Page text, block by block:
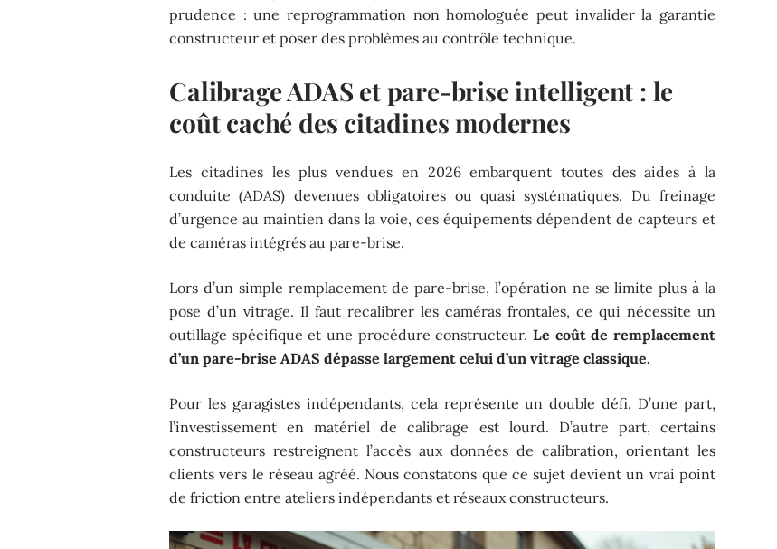
prudence : une reprogrammation non homologuée peut invalider la garantie
constructeur et poser des problèmes au contrôle technique.
Calibrage ADAS et pare-brise intelligent : le
coût caché des citadines modernes
Les citadines les plus vendues en 2026 embarquent toutes des aides à la
conduite (ADAS) devenues obligatoires ou quasi systématiques. Du freinage
d’urgence au maintien dans la voie, ces équipements dépendent de capteurs et
de caméras intégrés au pare-brise.
Lors d’un simple remplacement de pare-brise, l’opération ne se limite plus à la
pose d’un vitrage. Il faut recalibrer les caméras frontales, ce qui nécessite un
outillage spécifique et une procédure constructeur. Le coût de remplacement
d’un pare-brise ADAS dépasse largement celui d’un vitrage classique.
Pour les garagistes indépendants, cela représente un double défi. D’une part,
l’investissement en matériel de calibrage est lourd. D’autre part, certains
constructeurs restreignent l’accès aux données de calibration, orientant les
clients vers le réseau agréé. Nous constatons que ce sujet devient un vrai point
de friction entre ateliers indépendants et réseaux constructeurs.